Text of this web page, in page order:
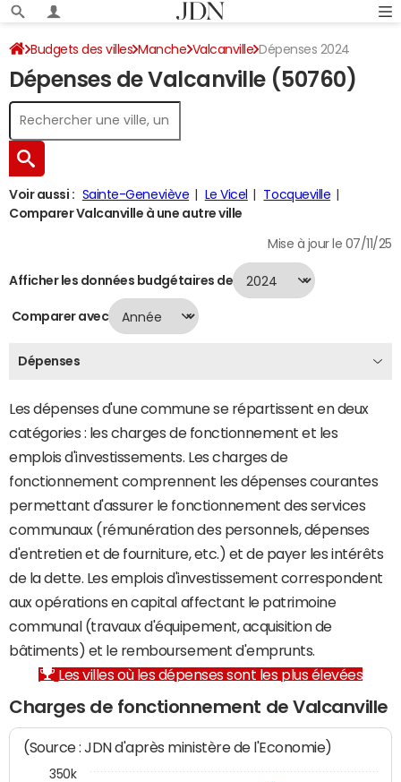
Budgets des villes Manche Valcanville Dépenses 2024
Dépenses de Valcanville (50760)
Voir aussi : Sainte-Geneviève Le Vicel
Tocqueville
Comparer Valcanville à une autre ville
Mise à jour le 07/11/25
Afficher les données budgétaires de
Comparer avec
Dépenses
Les dépenses d'une commune se répartissent en deux
catégories : les charges de fonctionnement et les
emplois d'investissements. Les charges de
fonctionnement comprennent les dépenses courantes
permettant d'assurer le fonctionnement des services
communaux (rémunération des personnels, dépenses
d'entretien et de fourniture, etc.) et de payer les intérêts
de la dette. Les emplois d'investissement correspondent
aux opérations en capital affectant le patrimoine
communal (travaux d'équipement, acquisition de
bâtiments) et le remboursement d'emprunts.
Les villes où les dépenses sont les plus élevées
Charges de fonctionnement de Valcanville
(Source : JDN d'après ministère de l'Economie)
350k